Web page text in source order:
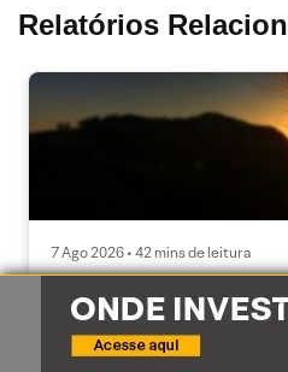
Relatórios
7 Ago 2026 • 42 mins de leitura
CEO da Engie confirma
em participar do leilão de
07/08